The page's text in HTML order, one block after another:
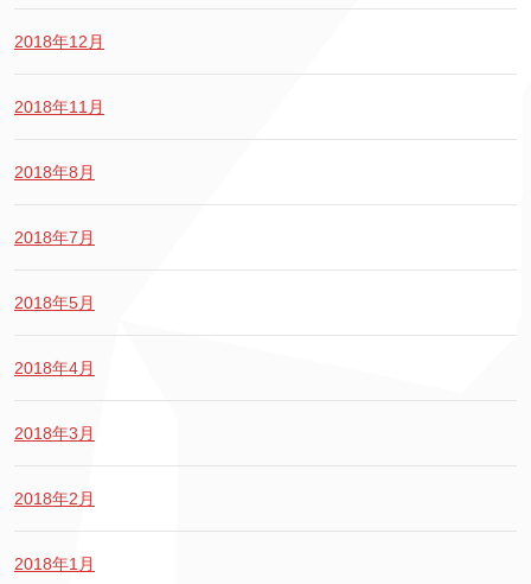
2018年12月
2018年11月
2018年8月
2018年7月
2018年5月
2018年4月
2018年3月
2018年2月
2018年1月